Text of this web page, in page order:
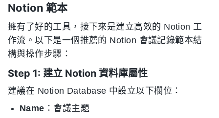
Notion 範本
擁有了好的工具，接下來是建立高效的 Notion 工
作流。以下是一個推薦的 Notion 會議記錄範本結
構與操作步驟：
Step 1: 建立 Notion 資料庫屬性
建議在 Notion Database 中設立以下欄位：
Name ：會議主題